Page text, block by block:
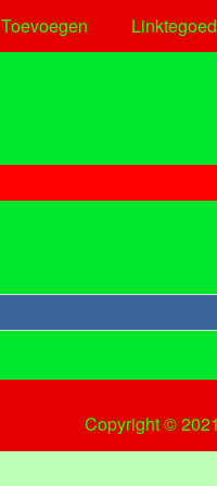
Toevoegen
Copyright ©